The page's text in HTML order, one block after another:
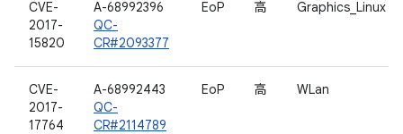
CVE-
2017-
15820
A-68992396
QC-
CR#2093377
EoP 高 Graphics_Linux
CVE-
2017-
17764
A-68992443
QC-
CR#2114789
EoP 高 WLan